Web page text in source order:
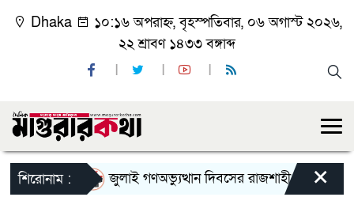
Dhaka
১০:১৬ অপরাহ্ন, বৃহস্পতিবার, ০৬ অগাস্ট ২০২৬,
২২ শ্রাবণ ১৪৩৩ বঙ্গাব্দ
শিরোনাম : জুলাই গণঅভ্যুত্থান দিবসের রাজশাহী মহানগর ×